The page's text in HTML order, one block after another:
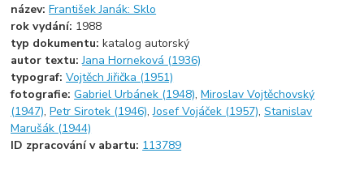
název:František Janák: Sklo
rok vydání: 1988
typ dokumentu:katalog autorský
autor textu:Jana Horneková (1936)
typograf:Vojtěch Jiřička (1951)
fotografie:Gabriel Urbánek (1948),Miroslav Vojtěchovský
(1947),Petr Sirotek (1946),Josef Vojáček (1957),Stanislav
Marušák (1944)
ID zpracování v abartu: 113789